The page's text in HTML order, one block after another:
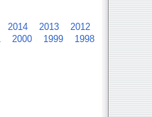
2014 2013
2012
2000 1999
1998